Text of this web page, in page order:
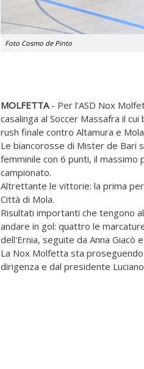
Foto Cosmo de Pinto
MOLFETTA- Per l'ASD Nox
casalinga al Soccer Massafra il
rush finale contro Altamura e
Le biancorosse di Mister de Bari
femminile con 6 punti, il
campionato.
Altrettante le vittorie: la prima
Città di Mola.
Risultati importanti che tengono
andare in gol: quattro le
dell'Ernia, seguite da Anna Giacò
La Nox Molfetta sta
dirigenza e dal presidente Luciano